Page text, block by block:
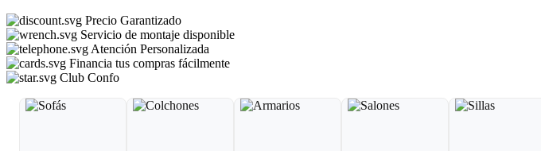
Precio Garantizado
Servicio de montaje disponible
Atención Personalizada
Financia tus compras fácilmente
Club Confo